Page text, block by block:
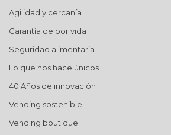
Agilidad y cercanía
Garantía de por vida
Seguridad alimentaria
Lo que nos hace únicos
40 Años de innovación
Vending sostenible
Vending boutique